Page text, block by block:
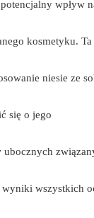
wpływ
kosmetyku. Ta
niesie ze
się o jego
ubocznych
wszystkich